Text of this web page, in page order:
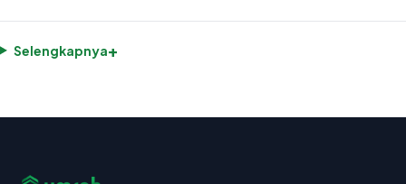
Selengkapnya+